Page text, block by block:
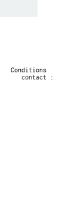
Conditions
contact :